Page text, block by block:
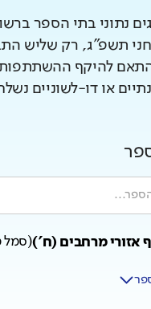
נתוני בתי הספר
תשפ"ג, רק שליש
להיקף
או דו-לשוניים
(סמל